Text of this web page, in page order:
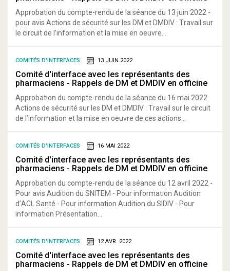
Approbation du compte-rendu de la séance du 13 juin 2022 -
pour avis Actions de sécurité sur les DM et DMDIV : Travail sur
le circuit de l’information et la mise en oeuvre...
COMITÉS D'INTERFACES 13 JUIN 2022
Comité d'interface avec les représentants des
pharmaciens - Rappels de DM et DMDIV en officine
Approbation du compte-rendu de la séance du 16 mai 2022
Actions de sécurité sur les DM et DMDIV : Travail sur le circuit
de l’information et la mise en oeuvre de ces actions...
COMITÉS D'INTERFACES 16 MAI 2022
Comité d'interface avec les représentants des
pharmaciens - Rappels de DM et DMDIV en officine
Approbation du compte-rendu de la séance du 12 avril 2022 -
Pour avis Audition du SNITEM - Pour information Audition
d’ACL Santé - Pour information Audition du SIDIV - Pour
information Présentation...
COMITÉS D'INTERFACES 12 AVR. 2022
Comité d'interface avec les représentants des
pharmaciens - Rappels de DM et DMDIV en officine